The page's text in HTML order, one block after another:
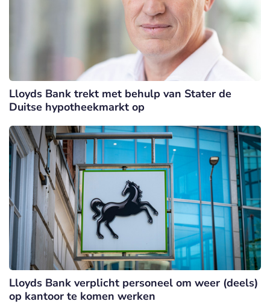
Lloyds Bank trekt met behulp van Stater de
Duitse hypotheekmarkt op
Lloyds Bank verplicht personeel om weer (deels)
op kantoor te komen werken